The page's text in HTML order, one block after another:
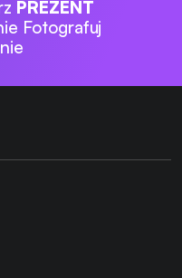
PREZENT
Fotografuj